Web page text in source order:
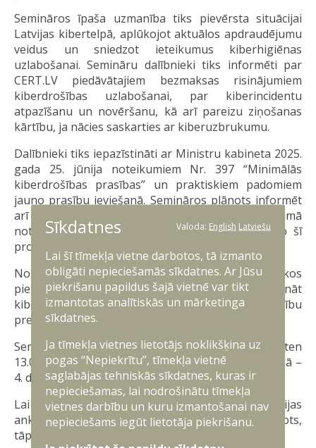
Semināros īpaša uzmanība tiks pievērsta situācijai
Latvijas kibertelpā, aplūkojot aktuālos apdraudējumu
veidus un sniedzot ieteikumus kiberhigiēnas
uzlabošanai. Semināru dalībnieki tiks informēti par
CERT.LV piedāvātajiem bezmaksas risinājumiem
kiberdrošības uzlabošanai, par kiberincidentu
atpazīšanu un novēršanu, kā arī pareizu ziņošanas
kārtību, ja nācies saskarties ar kiberuzbrukumu.
Dalībnieki tiks iepazīstināti ar Ministru kabineta 2025.
gada 25. jūnija noteikumiem Nr. 397 “Minimālās
kiberdrošības prasības” un praktiskiem padomiem
jauno prasību ieviešanā. Semināros plānots informēt
arī par tālāko Nacionālās kiberdrošības likumā
noteikto uzraudzības procesu un par to, ko no šī
procesa var sagaidīt uzņēmumi un iestādes.
Nozares eksperti semināros dalīsies arī praktiskos
piemēros un rekomendācijās, kā stiprināt
kiberdrošību ikdienas darbā, kā arī palielināt noturību
pret iespējamiem uzbrukumiem.
Seminārs Jēkabpilī norisināsies 21. novembrī pulksten
13.00, Cēsīs – 26. novembrī pulksten 13.00, bet Rīgā –
4. decembrī pulksten 10.30.
Lai piedalītos seminārā, lūdzam aizpildīt reģistrācijas
anketu, kas pieejamaŠEIT. Vietu skaits ierobežots,
tāpēc aicinām pieteikties savlaicīgi.
Sīkdatnes Valoda: English Latviešu
Lai šī tīmekļa vietne darbotos, tā izmanto
obligāti nepieciešamās sīkdatnes. Ar Jūsu
piekrišanu papildus šajā vietnē var tikt
izmantotas analītiskās un mārketinga
sīkdatnes.
Ja tīmekļa vietnes lietotājs noklikšķina uz
pogas “Nepiekrītu”, tīmekļa vietnē
saglabājas tehniskās sīkdatnes, kuras ir
nepieciešamas, lai nodrošinātu tīmekļa
vietnes darbību un kuru izmantošanai nav
nepieciešams iegūt lietotāja piekrišanu.